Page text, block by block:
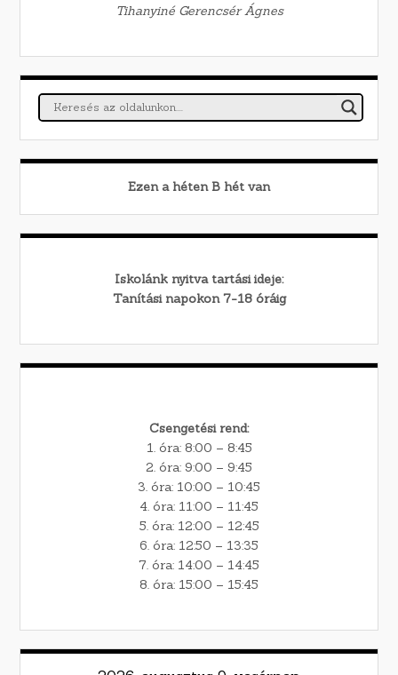
Tihanyiné Gerencsér Ágnes
Ezen a héten B hét van
Iskolánk nyitva tartási ideje:
Tanítási napokon 7-18 óráig
Csengetési rend:
1. óra: 8:00 – 8:45
2. óra: 9:00 – 9:45
3. óra: 10:00 – 10:45
4. óra: 11:00 – 11:45
5. óra: 12:00 – 12:45
6. óra: 12:50 – 13:35
7. óra: 14:00 – 14:45
8. óra: 15:00 – 15:45